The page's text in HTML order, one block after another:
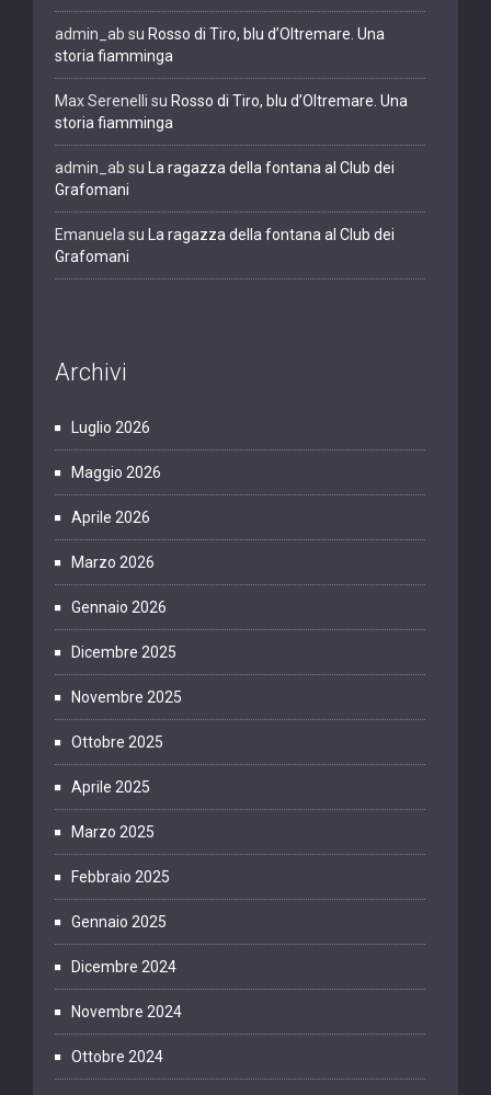
admin_ab su Rosso di Tiro, blu d’Oltremare. Una
storia fiamminga
Max Serenelli su Rosso di Tiro, blu d’Oltremare. Una
storia fiamminga
admin_ab su
La ragazza della fontana al Club dei
Grafomani
Emanuela su
La ragazza della fontana al Club dei
Grafomani
Archivi
Luglio 2026
Maggio 2026
Aprile 2026
Marzo 2026
Gennaio 2026
Dicembre 2025
Novembre 2025
Ottobre 2025
Aprile 2025
Marzo 2025
Febbraio 2025
Gennaio 2025
Dicembre 2024
Novembre 2024
Ottobre 2024